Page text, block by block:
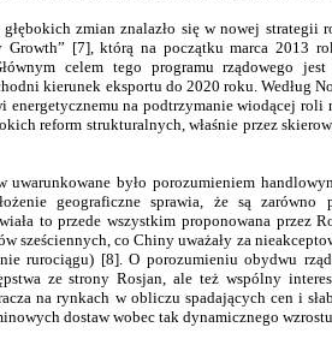
zmian znalazło się w nowej strategii
Growth” [7], którą na początku marca 2013
celem tego programu rządowego
kierunek eksportu do 2020 roku. Według
energetycznemu na podtrzymanie wiodącej
reform strukturalnych, właśnie przez
uwarunkowane było porozumieniem
geograficzne sprawia, że są
to przede wszystkim proponowana przez
sześciennych, co Chiny uważały za
rurociągu) [8]. O porozumieniu obydwu
ze strony Rosjan, ale też wspólny
na rynkach w obliczu spadających cen i
dostaw wobec tak dynamicznego